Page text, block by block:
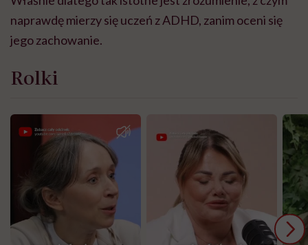
naprawdę mierzy się uczeń z ADHD, zanim oceni się
jego zachowanie.
Rolki